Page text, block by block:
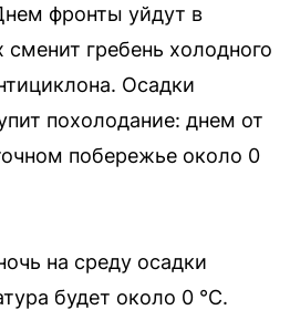
фронты уйдут в
гребень холодного
Осадки
похолодание: днем от
побережье около 0
на среду осадки
будет около 0 °C.